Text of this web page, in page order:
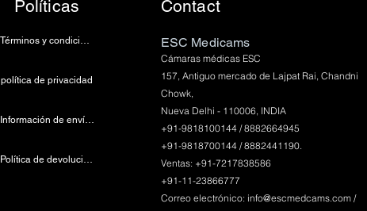
Políticas
Términos y condiciones
política de privacidad
Información de envío y pago
Política de devoluciones
Contact
ESC Medicams
Cámaras médicas ESC
157, Antiguo mercado de Lajpat Rai, Chandni
Chowk,
Nueva Delhi - 110006, INDIA
+91-9818100144 / 8882664945
+91-9818700144 / 8882441190.
Ventas: +91-7217838586
+91-11-23866777
Correo electrónico: info@escmedcams.com/